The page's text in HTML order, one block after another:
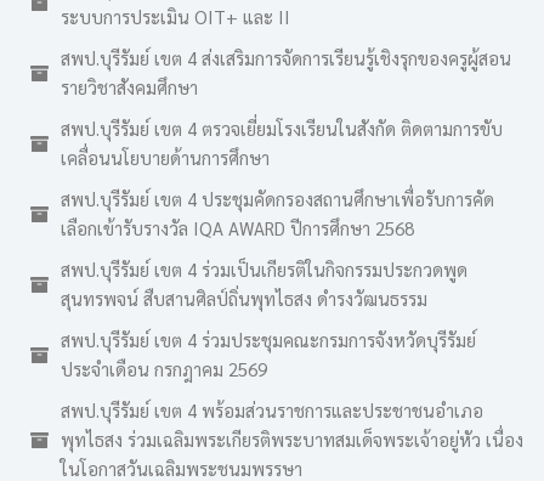
ระบบการประเมิน OIT+ และ II
สพป.บุรีรัมย์ เขต 4 ส่งเสริมการจัดการเรียนรู้เชิงรุกของครูผู้สอน
รายวิชาสังคมศึกษา
สพป.บุรีรัมย์ เขต 4 ตรวจเยี่ยมโรงเรียนในสังกัด ติดตามการขับ
เคลื่อนนโยบายด้านการศึกษา
สพป.บุรีรัมย์ เขต 4 ประชุมคัดกรองสถานศึกษาเพื่อรับการคัด
เลือกเข้ารับรางวัล IQA AWARD ปีการศึกษา 2568
สพป.บุรีรัมย์ เขต 4 ร่วมเป็นเกียรติในกิจกรรมประกวดพูด
สุนทรพจน์ สืบสานศิลป์ถิ่นพุทไธสง ดำรงวัฒนธรรม
สพป.บุรีรัมย์ เขต 4 ร่วมประชุมคณะกรมการจังหวัดบุรีรัมย์
ประจำเดือน กรกฎาคม 2569
สพป.บุรีรัมย์ เขต 4 พร้อมส่วนราชการและประชาชนอำเภอ
พุทไธสง ร่วมเฉลิมพระเกียรติพระบาทสมเด็จพระเจ้าอยู่หัว เนื่อง
ในโอกาสวันเฉลิมพระชนมพรรษา